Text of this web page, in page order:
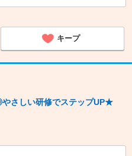
キープ
さしい研修でステップUP★